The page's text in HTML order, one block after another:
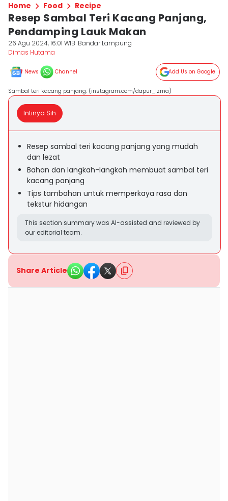
Home Food Recipe
Resep Sambal Teri Kacang Panjang,
Pendamping Lauk Makan
26 Agu 2024, 16:01 WIB Bandar Lampung
Dimas Hutama
News Channel Add Us on Google
Sambal teri kacang panjang. (instagram.com/dapur_izma)
Intinya Sih
Resep sambal teri kacang panjang yang mudah
dan lezat
Bahan dan langkah-langkah membuat sambal teri
kacang panjang
Tips tambahan untuk memperkaya rasa dan
tekstur hidangan
This section summary was AI-assisted and reviewed by
our editorial team.
Share Article